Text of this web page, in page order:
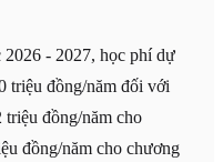
- 2027, học phí dự
triệu đồng/năm đối với
đồng/năm cho
đồng/năm cho chương